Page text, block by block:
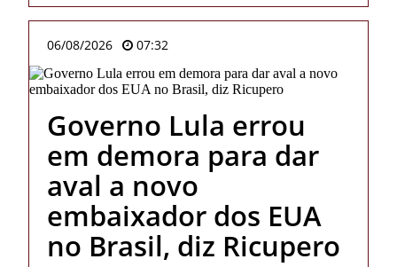
06/08/2026 07:32
Governo Lula errou
em demora para dar
aval a novo
embaixador dos EUA
no Brasil, diz Ricupero